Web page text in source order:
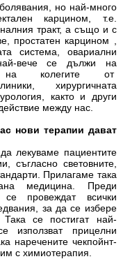
но най-много
карцином, т.е.
тракт, а също и с
простатен карцином ,
система, овариални
вече се дължи на
на колегите от
хирургичната
както и други
между нас.
нови терапии дават
лекуваме пациентите
съгласно световните,
Прилагаме така
медицина. Преди
провеждат всички
за да се избере
се постигат най-
използват прицелни
наречените чекпойнт-
с химиотерапия.